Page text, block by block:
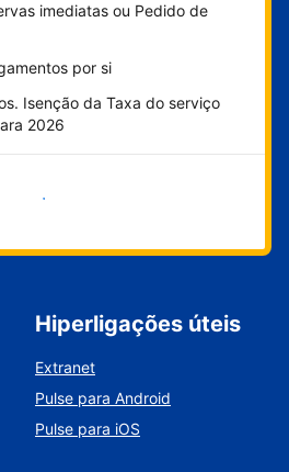
imediatas ou Pedido de
por si
Isenção da Taxa do serviço
2026
já
Hiperligações úteis
Extranet
Pulse para Android
Pulse para iOS